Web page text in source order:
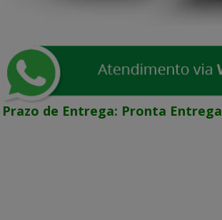
Prazo de Entrega: Pronta Entrega